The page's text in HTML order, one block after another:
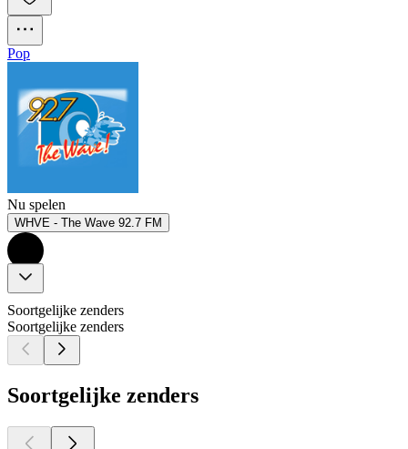
Pop
Nu spelen
WHVE - The Wave 92.7 FM
Soortgelijke zenders
Soortgelijke zenders
Soortgelijke zenders